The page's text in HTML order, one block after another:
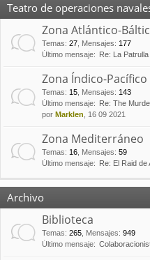
Teatro de operaciones
Zona Atlántico-
Temas: 27 Mensajes: 177
Último mensaje:
Re: La
Zona Índico-Pacífico
Temas: 15 Mensajes: 143
Último mensaje:
Re: The
por Marklen , 16 09 2021
Zona Mediterráneo
Temas: 16 Mensajes: 59
Último mensaje:
Re: El Raid
Archivo
Biblioteca
Temas: 265 Mensajes: 949
Último mensaje: